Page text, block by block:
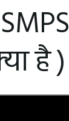
है )